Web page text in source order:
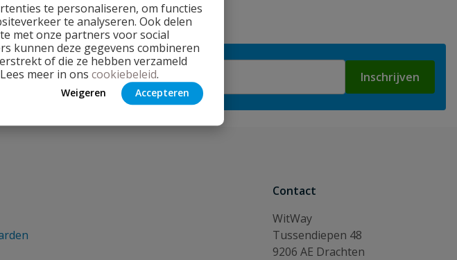
te personaliseren, om functies
te analyseren. Ook delen
met onze partners voor social
kunnen deze gegevens combineren
of die ze hebben verzameld
meer in ons cookiebeleid.
Weigeren Accepteren
E-mailadres
Inschrijven
Contact
WitWay
Tussendiepen 48
9206 AE Drachten